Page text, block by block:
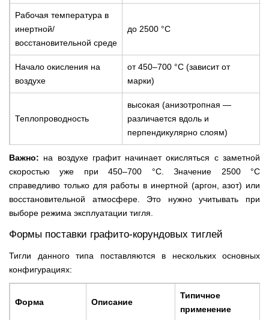
Рабочая температура в
инертной/
восстановительной среде
до 2500 °С
Начало окисления на
воздухе
от 450–700 °С (зависит от
марки)
Теплопроводность
высокая (анизотропная —
различается вдоль и
перпендикулярно слоям)
Важно: на воздухе графит начинает окисляться с заметной
скоростью уже при 450–700 °С. Значение 2500 °С
справедливо только для работы в инертной (аргон, азот) или
восстановительной атмосфере. Это нужно учитывать при
выборе режима эксплуатации тигля.
Формы поставки графито-корундовых тиглей
Тигли данного типа поставляются в нескольких основных
конфигурациях:
Форма Описание
Типичное
применение